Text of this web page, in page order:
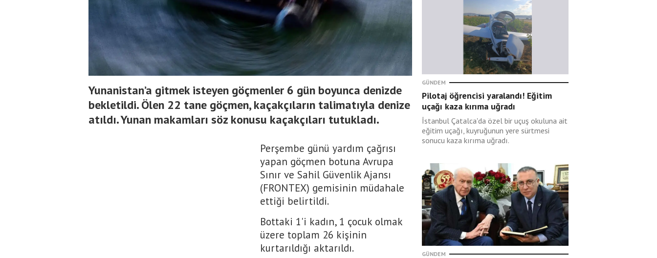
Yunanistan’a gitmek isteyen göçmenler 6 gün boyunca denizde
bekletildi. Ölen 22 tane göçmen, kaçakçıların talimatıyla denize
atıldı. Yunan makamları söz konusu kaçakçıları tutukladı.
Perşembe günü yardım çağrısı
yapan göçmen botuna Avrupa
Sınır ve Sahil Güvenlik Ajansı
(FRONTEX) gemisinin müdahale
ettiği belirtildi.
Bottaki 1'i kadın, 1 çocuk olmak
üzere toplam 26 kişinin
kurtarıldığı aktarıldı.
GÜNDEM
Pilotaj öğrencisi yaralandı! Eğitim
uçağı kaza kırıma uğradı
İstanbul Çatalca'da özel bir uçuş okuluna ait
eğitim uçağı, kuyruğunun yere sürtmesi
sonucu kaza kırıma uğradı.
GÜNDEM